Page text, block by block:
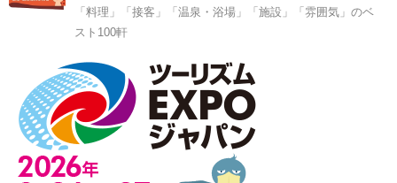
「料理」「接客」「温泉・浴場」「施設」「雰囲気」のベ
スト100軒